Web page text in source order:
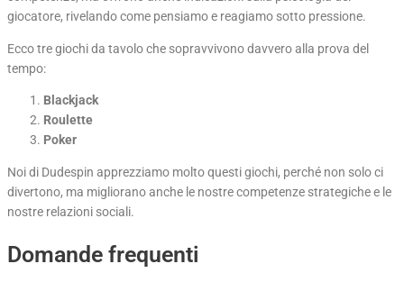
giocatore, rivelando come pensiamo e reagiamo sotto pressione.
Ecco tre giochi da tavolo che sopravvivono davvero alla prova del
tempo:
Blackjack
Roulette
Poker
Noi di Dudespin apprezziamo molto questi giochi, perché non solo ci
divertono, ma migliorano anche le nostre competenze strategiche e le
nostre relazioni sociali.
Domande frequenti